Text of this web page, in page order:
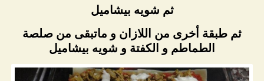
ثم شويه بيشاميل
ثم طبقة أخرى من اللازان و ماتبقى من صلصة
الطماطم و الكفتة و شويه بيشاميل